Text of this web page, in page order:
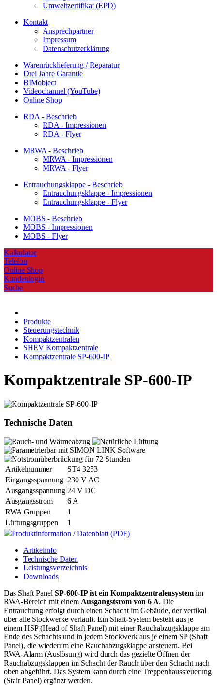
Umweltzertifikat (EPD)
Kontakt
Ansprechpartner
Impressum
Datenschutzerklärung
Warenrücklieferung / Reparatur
Drei Jahre Garantie
BIMobject
Videochannel (YouTube)
Online Shop
RDA - Beschrieb
RDA - Impressionen
RDA - Flyer
MRWA - Beschrieb
MRWA - Impressionen
MRWA - Flyer
Entrauchungsklappe - Beschrieb
Entrauchungsklappe - Impressionen
Entrauchungsklappe - Flyer
MOBS - Beschrieb
MOBS - Impressionen
MOBS - Flyer
Kalkulator
Telefon
Online Shop
Kundenlogin
Suche
Produkte
Steuerungstechnik
Kompaktzentralen
SHEV Kompaktzentrale
Kompaktzentrale SP-600-IP
Kompaktzentrale SP-600-IP
Technische Daten
Artikelnummer
ST4 3253
Eingangsspannung 230 V AC
Ausgangsspannung 24 V DC
Ausgangsstrom
6 A
RWA Gruppen
1
Lüftungsgruppen
1
Produktinformation / Datenblatt (PDF)
Artikelinfo
Technische Daten
Leistungsverzeichnis
Downloads
Das Shaft Panel SP-600-IP ist ein Kompaktzentralensystem im
RWA-Bereich mit einem Ausgangstsrom von 6 A. Die
Entrauchung erfolgt durch einen Schacht im Gebäude, der vertikal
über alle Stockwerke verläuft. Ein Shaft-System besteht aus je
einem HSP (Head of Shaft Panel) mit einer Rauchabzugsklappe am
Ende des Schachts und in jedem Stockwerk aus je einem SP (Shaft
Panel), die wiederum eine Rauchabzugsklappe ansteuern. Bei
RWA-Alarm (Auslösung) wird durch das gezielte Öffnen der
Rauchabzugsklappen im Schacht der Rauch über den Schacht nach
oben abgeführt. Das System kann durch eine Treppenhaussteuerung
(Stair Panel) ergänzt werden.